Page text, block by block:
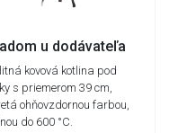
u dodávateľa
kovová kotlina pod
s priemerom 39 cm,
ohňovzdornou farbou,
do 600 °C.